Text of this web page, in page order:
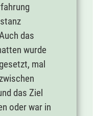
das
wurde
mal
das Ziel
oder war in